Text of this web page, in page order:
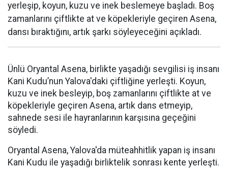
yerleşip, koyun, kuzu ve inek beslemeye başladı. Boş
zamanlarını çiftlikte at ve köpekleriyle geçiren Asena,
dansı bıraktığını, artık şarkı söyleyeceğini açıkladı.
Ünlü Oryantal Asena, birlikte yaşadığı sevgilisi iş insanı
Kani Kudu’nun Yalova'daki çiftliğine yerleşti. Koyun,
kuzu ve inek besleyip, boş zamanlarını çiftlikte at ve
köpekleriyle geçiren Asena, artık dans etmeyip,
sahnede sesi ile hayranlarının karşısına geçeğini
söyledi.
Oryantal Asena, Yalova'da müteahhitlik yapan iş insanı
Kani Kudu ile yaşadığı birliktelik sonrası kente yerleşti.